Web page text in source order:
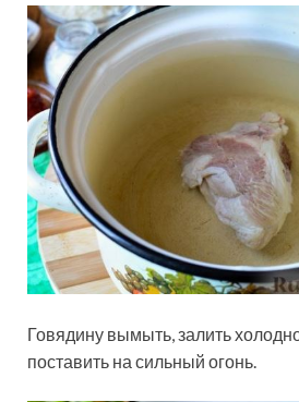
Говядину вымыть, залить
поставить на сильный огонь.